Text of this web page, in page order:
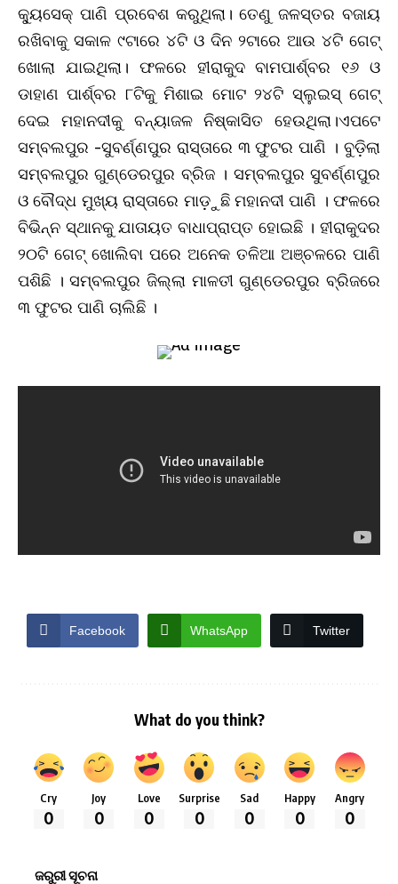
କ୍ୟୁସେକ୍ ପାଣି ପ୍ରବେଶ କରୁଥିଲା। ତେଣୁ ଜଳସ୍ତର ବଜାୟ
ରଖିବାକୁ ସକାଳ ୯ଟାରେ ୪ଟି ଓ ଦିନ ୨ଟାରେ ଆଉ ୪ଟି ଗେଟ୍
ଖୋଲା ଯାଇଥିଲା। ଫଳରେ ହୀରାକୁଦ ବାମପାର୍ଶ୍ବର ୧୬ ଓ
ଡାହାଣ ପାର୍ଶ୍ବର ୮ଟିକୁ ମିଶାଇ ମୋଟ ୨୪ଟି ସ୍ଲୁଇସ୍‌ ଗେଟ୍‌
ଦେଇ ମହାନଦୀକୁ ବନ୍ୟାଜଳ ନିଷ୍କାସିତ ହେଉଥିଲା।ଏପଟେ
ସମ୍ବଲପୁର -ସୁବର୍ଣ୍ଣପୁର ରାସ୍ତାରେ ୩ ଫୁଟର ପାଣି । ବୁଡ଼ିଲା
ସମ୍ବଲପୁର ଗୁଣ୍ଡେରପୁର ବ୍ରିଜ । ସମ୍ବଲପୁର ସୁବର୍ଣ୍ଣପୁର
ଓ ବୌଦ୍ଧ ମୁଖ୍ୟ ରାସ୍ତାରେ ମାଡ଼ୁଛି ମହାନଦୀ ପାଣି । ଫଳରେ
ବିଭିନ୍ନ ସ୍ଥାନକୁ ଯାତାୟତ ବାଧାପ୍ରାପ୍ତ ହୋଇଛି । ହୀରାକୁଦର
୨୦ଟି ଗେଟ୍ ଖୋଲିବା ପରେ ଅନେକ ତଳିଆ ଅଞ୍ଚଳରେ ପାଣି
ପଶିଛି । ସମ୍ବଲପୁର ଜିଲ୍ଲା ମାଳତୀ ଗୁଣ୍ଡେରପୁର ବ୍ରିଜରେ
୩ ଫୁଟର ପାଣି ଚାଲିଛି ।
Facebook WhatsApp Twitter
What do you think?
Cry
0
Joy
0
Love
0
Surprise
0
Sad
0
Happy
0
Angry
0
ଜରୁରୀ ସୂଚନା